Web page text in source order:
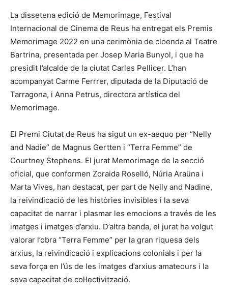
La dissetena edició de Memorimage, Festival
Internacional de Cinema de Reus ha entregat els Premis
Memorimage 2022 en una cerimònia de cloenda al Teatre
Bartrina, presentada per Josep Maria Bunyol, i que ha
presidit l’alcalde de la ciutat Carles Pellicer. L’han
acompanyat Carme Ferrrer, diputada de la Diputació de
Tarragona, i Anna Petrus, directora artística del
Memorimage.
El Premi Ciutat de Reus ha sigut un ex-aequo per “Nelly
and Nadie” de Magnus Gertten i “Terra Femme” de
Courtney Stephens. El jurat Memorimage de la secció
oficial, que conformen Zoraida Roselló, Núria Araüna i
Marta Vives, han destacat, per part de Nelly and Nadine,
la reivindicació de les històries invisibles i la seva
capacitat de narrar i plasmar les emocions a través de les
imatges i imatges d’arxiu. D’altra banda, el jurat ha volgut
valorar l’obra “Terra Femme” per la gran riquesa dels
arxius, la reivindicació i explicacions colonials i per la
seva força en l’ús de les imatges d’arxius amateours i la
seva capacitat de col·lectivització.